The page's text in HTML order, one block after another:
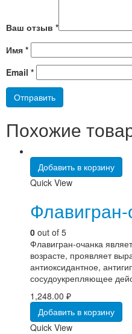
Ваш отзыв *
Имя *
Email *
Похожие
Добавить в корзину
Quick View
0 out of 5
Флавигран-очанка
возрасте, проявляет
антиоксидантное,
сосудоукрепляющее
1,248.00 ₽
Добавить в корзину
Quick View